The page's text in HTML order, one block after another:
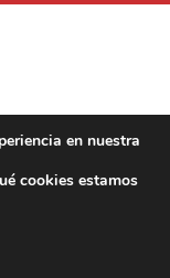
en nuestra
cookies estamos